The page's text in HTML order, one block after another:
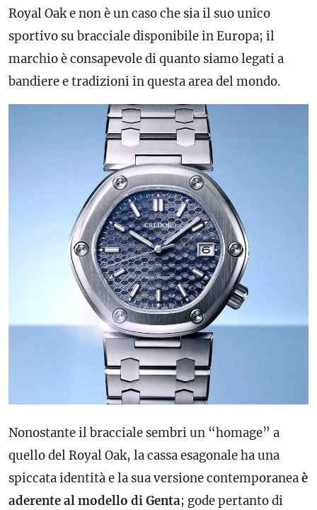
Royal Oak e non è un caso che sia il suo unico
sportivo su bracciale disponibile in Europa; il
marchio è consapevole di quanto siamo legati a
bandiere e tradizioni in questa area del mondo.
Nonostante il bracciale sembri un “homage” a
quello del Royal Oak, la cassa esagonale ha una
spiccata identità e la sua versione contemporaneaè
aderente al modello di Genta; gode pertanto di